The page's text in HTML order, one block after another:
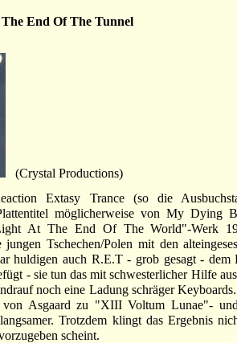
End Of The Tunnel
(Crystal Productions)
Extasy Trance (so die
möglicherweise von My Dying
At The End Of The World"-Werk
Tschechen/Polen mit den
huldigen auch R.E.T - grob gesagt - dem
- sie tun das mit schwesterlicher Hilfe
noch eine Ladung schräger
von Asgaard zu "XIII Voltum Lunae"-
Trotzdem klingt das Ergebnis
scheint.